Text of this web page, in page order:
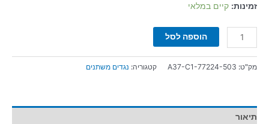
זמינות: קיים במלאי
הוספה לסל
מק"ט: A37-C1-77224-503 קטגוריה: נגדים משתנים
תיאור